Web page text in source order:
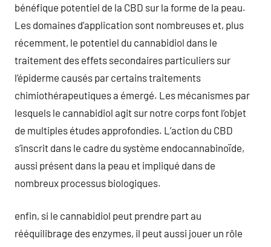
bénéfique potentiel de la CBD sur la forme de la peau.
Les domaines d’application sont nombreuses et, plus
récemment, le potentiel du cannabidiol dans le
traitement des effets secondaires particuliers sur
l’épiderme causés par certains traitements
chimiothérapeutiques a émergé. Les mécanismes par
lesquels le cannabidiol agit sur notre corps font l’objet
de multiples études approfondies. L’action du CBD
s’inscrit dans le cadre du système endocannabinoïde,
aussi présent dans la peau et impliqué dans de
nombreux processus biologiques.
enfin, si le cannabidiol peut prendre part au
rééquilibrage des enzymes, il peut aussi jouer un rôle